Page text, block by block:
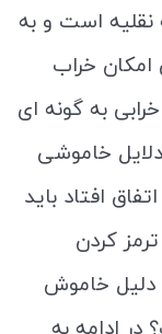
نقلیه است و به
خراب
به گونه ای
خاموشی
افتاد باید
کردن
دلیل خاموش